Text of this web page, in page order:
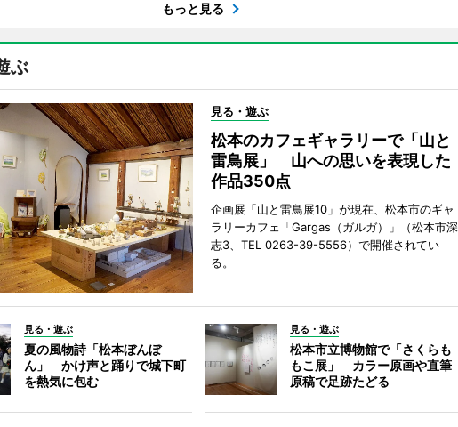
もっと見る
ぶ
見る・遊ぶ
松本のカフェギャラリーで「山と
雷鳥展」 山への思いを表現した
作品350点
企画展「山と雷鳥展10」が現在、松本市のギャ
ラリーカフェ「Gargas（ガルガ）」（松本市深
志3、TEL 0263-39-5556）で開催されてい
る。
見る・遊ぶ
夏の風物詩「松本ぼんぼ
ん」 かけ声と踊りで城下町
を熱気に包む
見る・遊ぶ
松本市立博物館で「さくらも
もこ展」 カラー原画や直筆
原稿で足跡たどる